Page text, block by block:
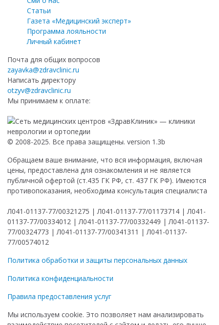
Статьи
Газета «Медицинский эксперт»
Программа лояльности
Личный кабинет
Почта для общих вопросов
zayavka@zdravclinic.ru
Написать директору
otzyv@zdravclinic.ru
Мы принимаем к оплате:
© 2008-2025. Все права защищены. version 1.3b
Обращаем ваше внимание, что вся информация, включая
цены, предоставлена для ознакомления и не является
публичной офертой (ст.435 ГК РФ, ст. 437 ГК РФ). Имеются
противопоказания, необходима консультация специалиста
Л041-01137-77/00321275 | Л041-01137-77/01173714 | Л041-
01137-77/00334012 | Л041-01137-77/00332449 | Л041-01137-
77/00324773 | Л041-01137-77/00341311 | Л041-01137-
77/00574012
Политика обработки и защиты персональных данных
Политика конфиденциальности
Правила предоставления услуг
Мы используем cookie. Это позволяет нам анализировать